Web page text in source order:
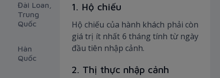
Đài Loan,
Trung
Quốc
Hàn
Quốc
1. Hộ chiếu
Hộ chiếu của hành khách phải còn
giá trị ít nhất 6 tháng tính từ ngày
đầu tiên nhập cảnh.
2. Thị thực nhập cảnh